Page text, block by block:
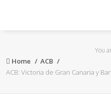
ACB
EuroLeague
You
Home
ACB
ACB: Victoria de Gran Canaria y